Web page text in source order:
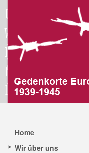
Home
Wir über uns